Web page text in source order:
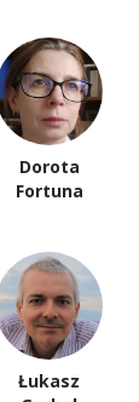
Dorota
Fortuna
Łukasz